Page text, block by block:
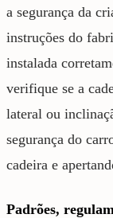
a segurança da
instruções do
instalada
verifique se a
lateral ou
segurança do
cadeira e
Padrões,